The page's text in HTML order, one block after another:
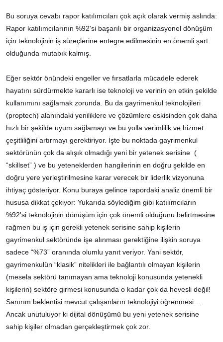
Bu soruya cevabı rapor katılımcıları çok açık olarak vermiş aslında:
Rapor katılımcılarının %92'si başarılı bir organizasyonel dönüşüm
için teknolojinin iş süreçlerine entegre edilmesinin en önemli şart
olduğunda mutabık kalmış.
Eğer sektör önündeki engeller ve fırsatlarla mücadele ederek
hayatını sürdürmekte kararlı ise teknoloji ve verinin en etkin şekilde
kullanımını sağlamak zorunda. Bu da gayrimenkul teknolojileri
(proptech) alanındaki yeniliklere ve çözümlere eskisinden çok daha
hızlı bir şekilde uyum sağlamayı ve bu yolla verimlilik ve hizmet
çeşitliliğini artırmayı gerektiriyor. İşte bu noktada gayrimenkul
sektörünün çok da alışık olmadığı yeni bir yetenek serisine (
“skillset” ) ve bu yeteneklerden hangilerinin en doğru şekilde en
doğru yere yerleştirilmesine karar verecek bir liderlik vizyonuna
ihtiyaç gösteriyor. Konu buraya gelince rapordaki analiz önemli bir
hususa dikkat çekiyor: Yukarıda söylediğim gibi katılımcıların
%92'si teknolojinin dönüşüm için çok önemli olduğunu belirtmesine
rağmen bu iş için gerekli yetenek serisine sahip kişilerin
gayrimenkul sektöründe işe alınması gerektiğine ilişkin soruya
sadece “%73” oranında olumlu yanıt veriyor. Yani sektör,
gayrimenkulün “klasik” nitelikleri ile bağlantılı olmayan kişilerin
(mesela sektörü tanımayan ama teknoloji konusunda yetenekli
kişilerin) sektöre girmesi konusunda o kadar çok da hevesli değil!
Sanırım beklentisi mevcut çalışanların teknolojiyi öğrenmesi…
Ancak unutuluyor ki dijital dönüşümü bu yeni yetenek serisine
sahip kişiler olmadan gerçekleştirmek çok zor.